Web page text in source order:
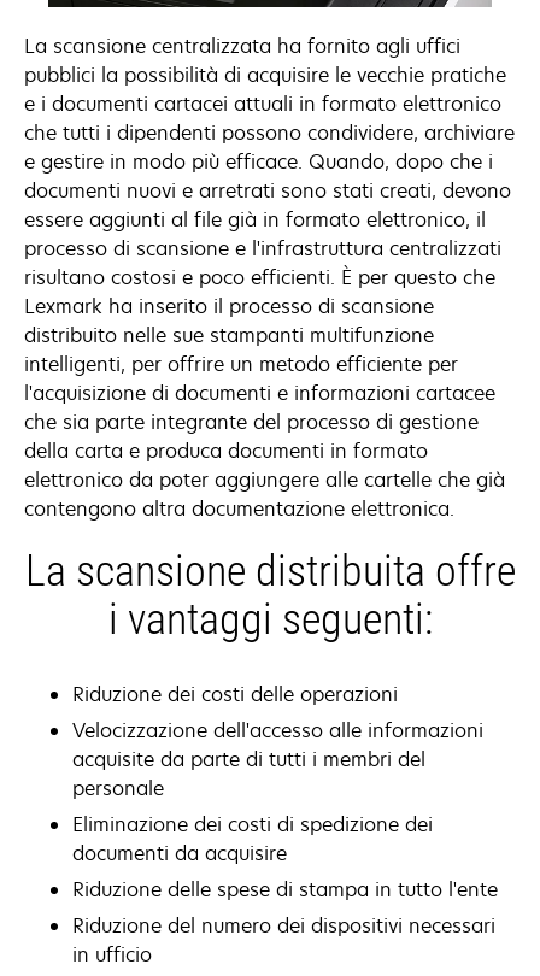
La scansione centralizzata ha fornito agli uffici
pubblici la possibilità di acquisire le vecchie pratiche
e i documenti cartacei attuali in formato elettronico
che tutti i dipendenti possono condividere, archiviare
e gestire in modo più efficace. Quando, dopo che i
documenti nuovi e arretrati sono stati creati, devono
essere aggiunti al file già in formato elettronico, il
processo di scansione e l'infrastruttura centralizzati
risultano costosi e poco efficienti. È per questo che
Lexmark ha inserito il processo di scansione
distribuito nelle sue stampanti multifunzione
intelligenti, per offrire un metodo efficiente per
l'acquisizione di documenti e informazioni cartacee
che sia parte integrante del processo di gestione
della carta e produca documenti in formato
elettronico da poter aggiungere alle cartelle che già
contengono altra documentazione elettronica.
La scansione distribuita offre
i vantaggi seguenti:
Riduzione dei costi delle operazioni
Velocizzazione dell'accesso alle informazioni
acquisite da parte di tutti i membri del
personale
Eliminazione dei costi di spedizione dei
documenti da acquisire
Riduzione delle spese di stampa in tutto l'ente
Riduzione del numero dei dispositivi necessari
in ufficio